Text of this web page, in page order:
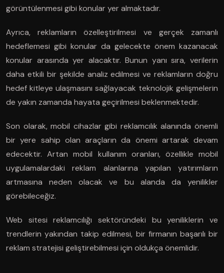
görüntülenmesi gibi konular yer almaktadır.
Ayrıca, reklamların özelleştirilmesi ve gerçek zamanlı
hedeflemesi gibi konular da gelecekte önem kazanacak
konular arasında yer alacaktır. Bunun yanı sıra, verilerin
daha etkili bir şekilde analiz edilmesi ve reklamların doğru
hedef kitleye ulaşmasını sağlayacak teknolojik gelişmelerin
de yakın zamanda hayata geçirilmesi beklenmektedir.
Son olarak, mobil cihazlar gibi reklamcılık alanında önemli
bir yere sahip olan araçların da önemi artarak devam
edecektir. Artan mobil kullanım oranları, özellikle mobil
uygulamalardaki reklam alanlarına yapılan yatırımların
artmasına neden olacak ve bu alanda da yenilikler
görebileceğiz.
Web sitesi reklamcılığı sektöründeki bu yeniliklerin ve
trendlerin yakından takip edilmesi, bir firmanın başarılı bir
reklam stratejisi geliştirebilmesi için oldukça önemlidir.